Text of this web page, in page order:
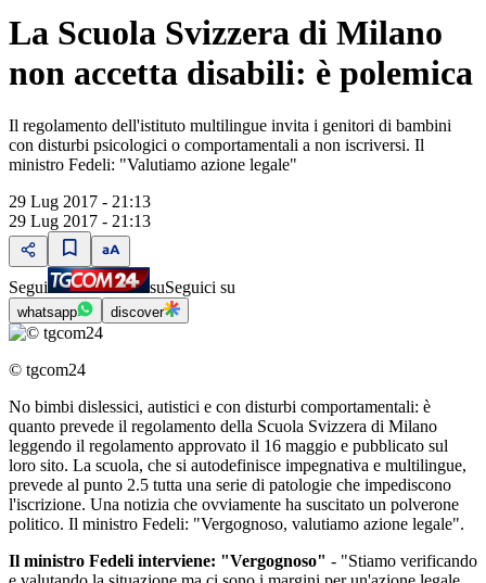
La Scuola Svizzera di Milano
non accetta disabili: è polemica
Il regolamento dell'istituto multilingue invita i genitori di bambini
con disturbi psicologici o comportamentali a non iscriversi. Il
ministro Fedeli: "Valutiamo azione legale"
29 Lug 2017 - 21:13
29 Lug 2017 - 21:13
Segui suSeguici su
whatsapp discover
© tgcom24
No bimbi dislessici, autistici e con disturbi comportamentali: è
quanto prevede il regolamento della Scuola Svizzera di Milano
leggendo il regolamento approvato il 16 maggio e pubblicato sul
loro sito. La scuola, che si autodefinisce impegnativa e multilingue,
prevede al punto 2.5 tutta una serie di patologie che impediscono
l'iscrizione. Una notizia che ovviamente ha suscitato un polverone
politico. Il ministro Fedeli: "Vergognoso, valutiamo azione legale".
Il ministro Fedeli interviene: "Vergognoso" - "Stiamo verificando